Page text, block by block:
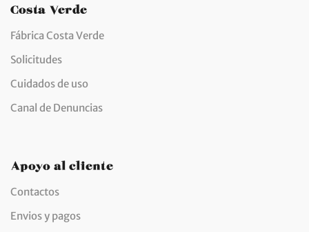
Costa Verde
Fábrica Costa Verde
Solicitudes
Cuidados de uso
Canal de Denuncias
Apoyo al cliente
Contactos
Envios y pagos